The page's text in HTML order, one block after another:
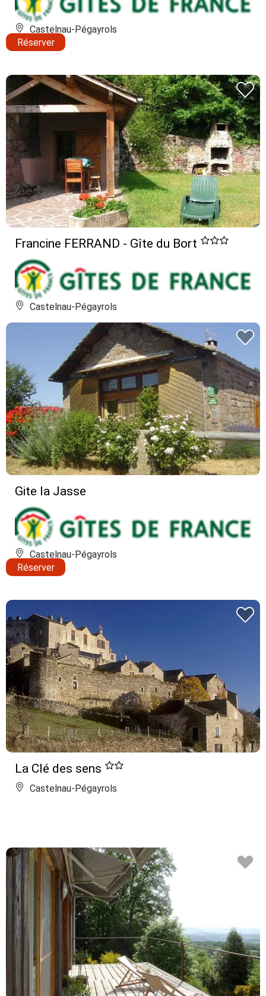
Castelnau-Pégayrols
Réserver
Francine FERRAND - Gîte du Bort
Castelnau-Pégayrols
Gite la Jasse
Castelnau-Pégayrols
Réserver
La Clé des sens
Castelnau-Pégayrols